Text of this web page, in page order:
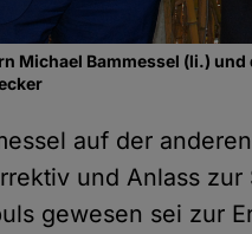
Michael Bammessel (li.)
auf der
und Anlass
gewesen sei zur